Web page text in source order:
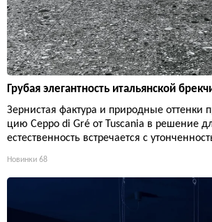
Грубая элегантность итальянской
Зернистая фактура и природные оттенки
цию Ceppo di Gré от Tuscania в решение
естественность встречается с
Новинки 68